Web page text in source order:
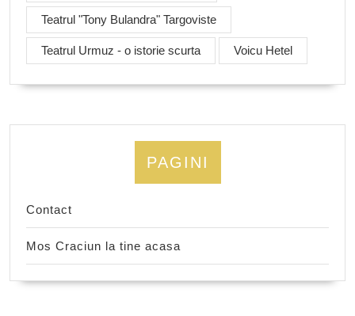
Teatrul "Tony Bulandra" Targoviste
Teatrul Urmuz - o istorie scurta Voicu Hetel
PAGINI
Contact
Mos Craciun la tine acasa